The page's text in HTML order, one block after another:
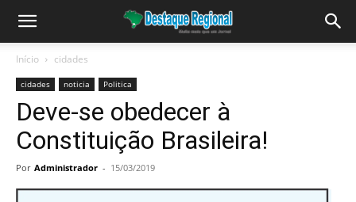
Início cidades
cidades noticia Politica
Deve-se obedecer à
Constituição Brasileira!
Por Administrador - 15/03/2019